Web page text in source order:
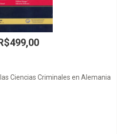
La Tutela de los